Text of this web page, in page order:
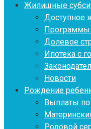
Жилищные
Доступное
Программы
Долевое
Ипотека с
Новости
Рождение
Выплаты
Родовой